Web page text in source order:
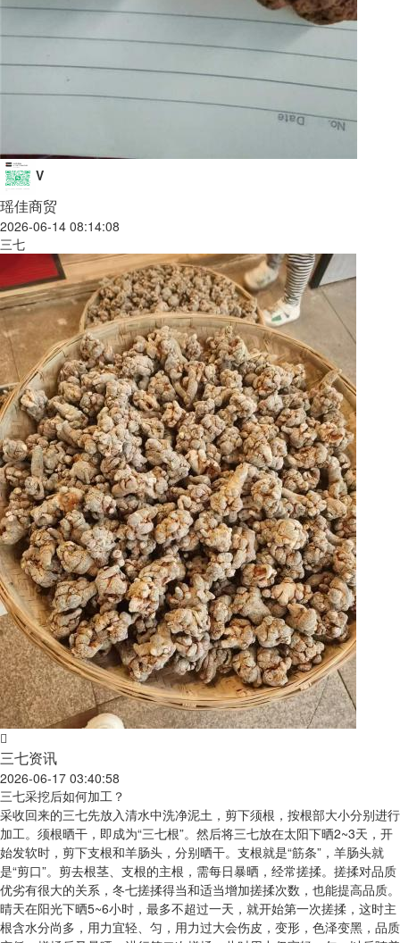
V
瑶佳商贸
2026-06-14 08:14:08
三七
三七资讯
2026-06-17 03:40:58
三七采挖后如何加工？
采收回来的三七先放入清水中洗净泥土，剪下须根，按根部大小分别进行
加工。须根晒干，即成为“三七根”。然后将三七放在太阳下晒2~3天，开
始发软时，剪下支根和羊肠头，分别晒干。支根就是“筋条”，羊肠头就
是“剪口”。剪去根茎、支根的主根，需每日暴晒，经常搓揉。搓揉对品质
优劣有很大的关系，冬七搓揉得当和适当增加搓揉次数，也能提高品质。
晴天在阳光下晒5~6小时，最多不超过一天，就开始第一次搓揉，这时主
根含水分尚多，用力宜轻、匀，用力过大会伤皮，变形，色泽变黑，品质